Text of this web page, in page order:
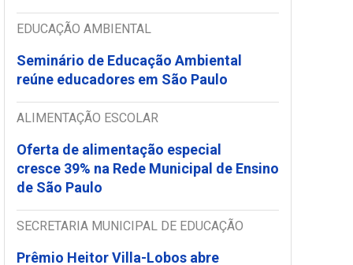
EDUCAÇÃO AMBIENTAL
Seminário de Educação Ambiental
reúne educadores em São Paulo
ALIMENTAÇÃO ESCOLAR
Oferta de alimentação especial
cresce 39% na Rede Municipal de Ensino
de São Paulo
SECRETARIA MUNICIPAL DE EDUCAÇÃO
Prêmio Heitor Villa-Lobos abre